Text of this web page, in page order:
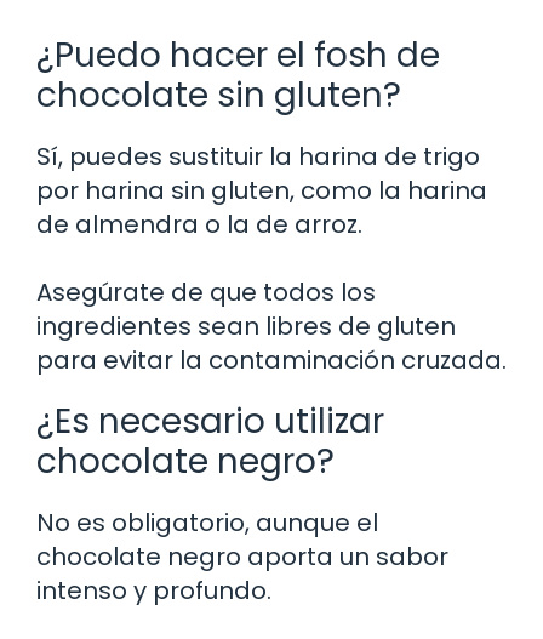
¿Puedo hacer el fosh de
chocolate sin gluten?
Sí, puedes sustituir la harina de trigo
por harina sin gluten, como la harina
de almendra o la de arroz.
Asegúrate de que todos los
ingredientes sean libres de gluten
para evitar la contaminación cruzada.
¿Es necesario utilizar
chocolate negro?
No es obligatorio, aunque el
chocolate negro aporta un sabor
intenso y profundo.